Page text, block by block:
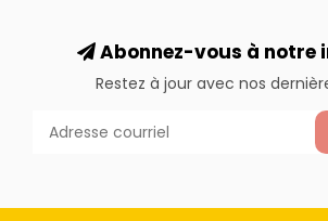
Abonnez-vous à notre
Restez à jour avec nos